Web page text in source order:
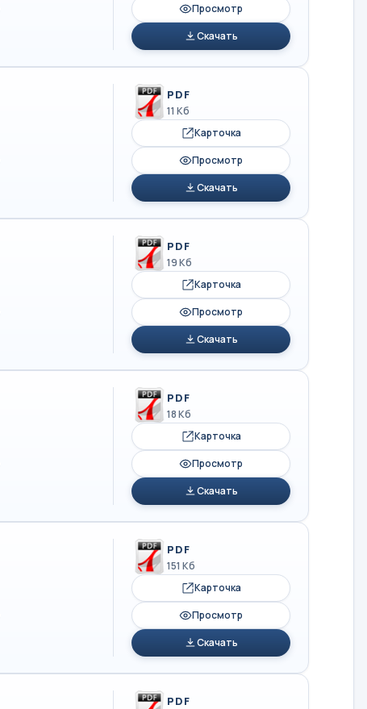
Просмотр
Скачать
PDF
11 Кб
Карточка
Просмотр
Скачать
PDF
19 Кб
Карточка
Просмотр
Скачать
PDF
18 Кб
Карточка
Просмотр
Скачать
PDF
151 Кб
Карточка
Просмотр
Скачать
PDF